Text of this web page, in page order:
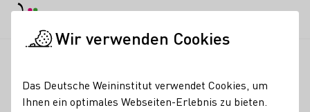
Wir verwenden Cookies
Das Deutsche Weininstitut verwendet Cookies, um
Ihnen ein optimales Webseiten-Erlebnis zu bieten.